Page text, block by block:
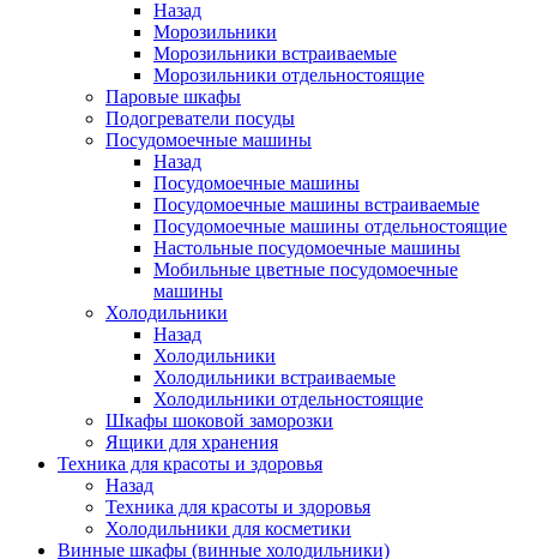
Назад
Морозильники
Морозильники встраиваемые
Морозильники отдельностоящие
Паровые шкафы
Подогреватели посуды
Посудомоечные машины
Назад
Посудомоечные машины
Посудомоечные машины встраиваемые
Посудомоечные машины отдельностоящие
Настольные посудомоечные машины
Мобильные цветные посудомоечные
машины
Холодильники
Назад
Холодильники
Холодильники встраиваемые
Холодильники отдельностоящие
Шкафы шоковой заморозки
Ящики для хранения
Техника для красоты и здоровья
Назад
Техника для красоты и здоровья
Холодильники для косметики
Винные шкафы (винные холодильники)